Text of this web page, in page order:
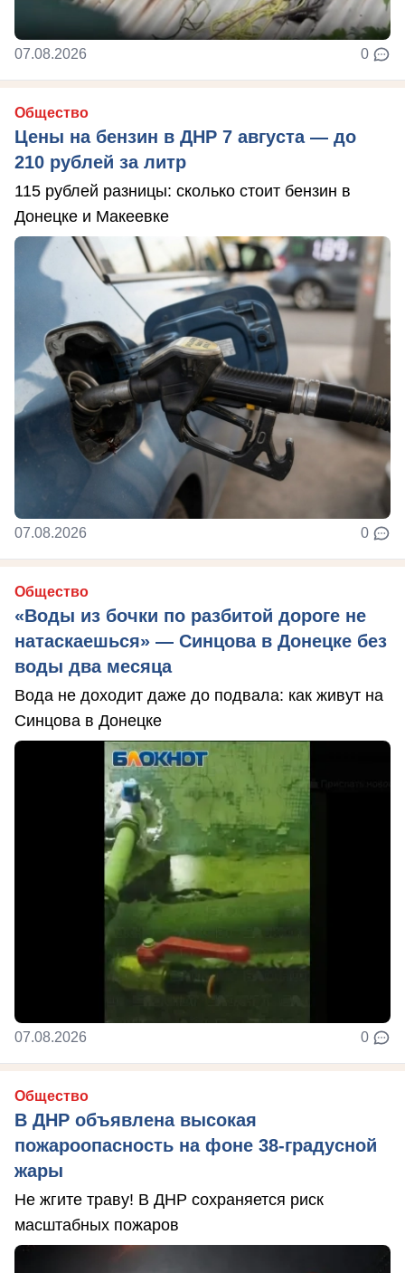
07.08.2026 0
Общество
Цены на бензин в ДНР 7 августа — до
210 рублей за литр
115 рублей разницы: сколько стоит бензин в
Донецке и Макеевке
07.08.2026 0
Общество
«Воды из бочки по разбитой дороге не
натаскаешься» — Синцова в Донецке без
воды два месяца
Вода не доходит даже до подвала: как живут на
Синцова в Донецке
07.08.2026 0
Общество
В ДНР объявлена высокая
пожароопасность на фоне 38-градусной
жары
Не жгите траву! В ДНР сохраняется риск
масштабных пожаров